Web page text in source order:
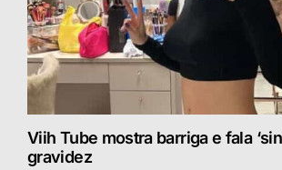
Viih Tube mostra barriga e fala
gravidez